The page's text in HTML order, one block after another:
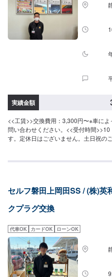
実績金額
<<工賃>>交換費用：3,300円〜※車に
問い合わせください。<<受付時間
す。定休日はございません。土日祝の
セルフ磐田上岡田SS / (株)英
クプラグ交換
代車OK カードOK ローンOK